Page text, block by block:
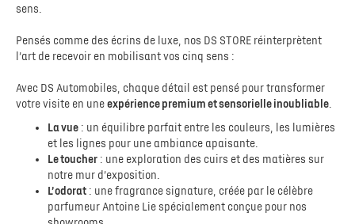
sens.
Pensés comme des écrins de luxe, nos DS STORE réinterprètent
l’art de recevoir en mobilisant vos cinq sens :
Avec DS Automobiles, chaque détail est pensé pour transformer
votre visite en une expérience premium et sensorielle inoubliable.
La vue : un équilibre parfait entre les couleurs, les lumières
et les lignes pour une ambiance apaisante.
Le toucher : une exploration des cuirs et des matières sur
notre mur d’exposition.
L’odorat : une fragrance signature, créée par le célèbre
parfumeur Antoine Lie spécialement conçue pour nos